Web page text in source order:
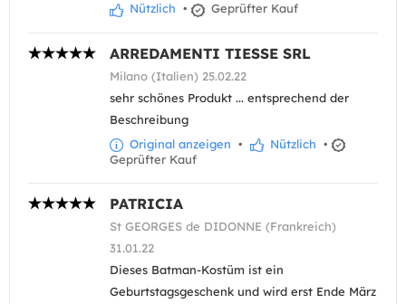
Nützlich • Geprüfter Kauf
ARREDAMENTI TIESSE SRL
Milano (Italien) 25.02.22
sehr schönes Produkt ... entsprechend der
Beschreibung
Original anzeigen • Nützlich •
Geprüfter Kauf
PATRICIA
St GEORGES de DIDONNE (Frankreich)
31.01.22
Dieses Batman-Kostüm ist ein
Geburtstagsgeschenk und wird erst Ende März